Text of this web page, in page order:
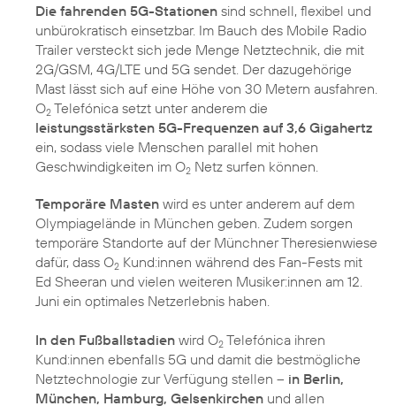
Die fahrenden 5G-Stationen sind schnell, flexibel und
unbürokratisch einsetzbar. Im Bauch des Mobile Radio
Trailer versteckt sich jede Menge Netztechnik, die mit
2G/GSM, 4G/LTE und 5G sendet. Der dazugehörige
Mast lässt sich auf eine Höhe von 30 Metern ausfahren.
O2 Telefónica setzt unter anderem die
leistungsstärksten 5G-Frequenzen auf 3,6 Gigahertz
ein, sodass viele Menschen parallel mit hohen
Geschwindigkeiten im O2 Netz surfen können.
Temporäre Masten wird es unter anderem auf dem
Olympiagelände in München geben. Zudem sorgen
temporäre Standorte auf der Münchner Theresienwiese
dafür, dass O2 Kund:innen während des Fan-Fests mit
Ed Sheeran und vielen weiteren Musiker:innen am 12.
Juni ein optimales Netzerlebnis haben.
In den Fußballstadien wird O2 Telefónica ihren
Kund:innen ebenfalls 5G und damit die bestmögliche
Netztechnologie zur Verfügung stellen – in Berlin,
München, Hamburg, Gelsenkirchen und allen